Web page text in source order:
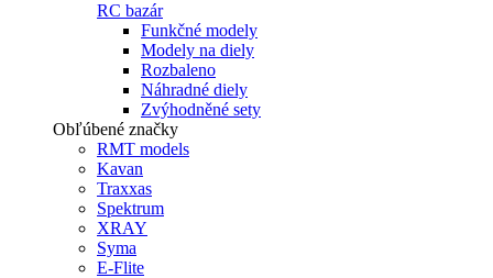
RC bazár
Funkčné modely
Modely na diely
Rozbaleno
Náhradné diely
Zvýhodněné sety
Obľúbené značky
RMT models
Kavan
Traxxas
Spektrum
XRAY
Syma
E-Flite